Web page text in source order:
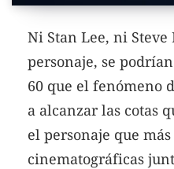
Ni Stan Lee, ni
personaje, se
60 que el fenómeno
a alcanzar las cotas
el personaje que
cinematográficas